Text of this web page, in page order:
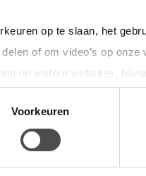
op te slaan, het
of om video’s op
op andere websites,
verzamelen wij,
website.
intrekken via de
Voorkeuren
pagina u
vragen